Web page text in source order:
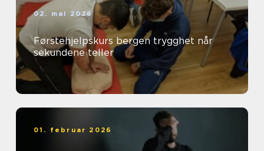
02. mai 2026
Førstehjelpskurs bergen trygghet når
sekundene teller
01. februar 2026